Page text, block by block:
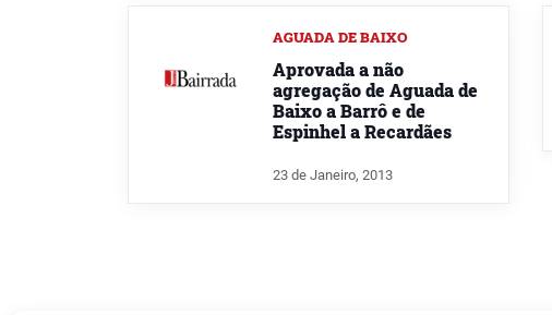
AGUADA DE BAIXO
Aprovada a não
agregação de Aguada de
Baixo a Barrô e de
Espinhel a Recardães
23 de Janeiro, 2013